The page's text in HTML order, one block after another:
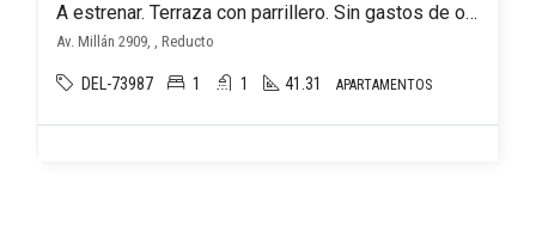
A estrenar. Terraza con parrillero. Sin gastos de ocupación!
Av. Millán 2909, , Reducto
DEL-73987 1 1 41.31 APARTAMENTOS